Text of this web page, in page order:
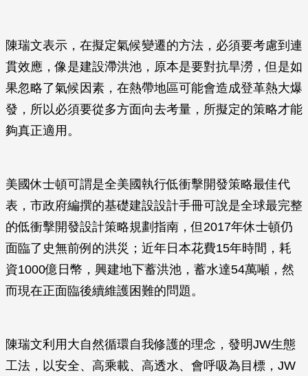
陳瑞文表示，在擬定氣候變遷的方法，必須要考慮到連
貫效應，像是建設滯洪池，原本是要對抗旱澇，但是如
果忽略了氣候因素，在熱帶地區可能會造成登革熱大爆
發，所以必須要從多方面向去考量，所擬定的策略才能
夠真正適用。
美國休士頓可謂是全美國執行低衝擊開發策略最佳代
表，市政府編撰的基礎建設設計手冊可說是全球最完整
的低衝擊開發設計策略規劃指南，但2017年休士頓仍
面臨了史無前例的洪災；近年日本花費15年時間，耗
資1000億日幣，興建地下蓄洪池，蓄水達54萬噸，然
而現在正面臨後續維護困難的問題。
陳瑞文利用大自然循環自我修護的理念，發明JW生態
工法，以安全、高乘載、高透水、會呼吸為目標，JW